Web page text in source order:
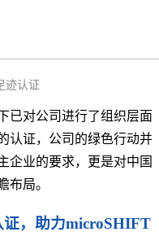
迹认证
已对公司进行了组织层面
认证，公司的绿色行动并
企业的要求，更是对中国
布局。
，助力microSHIFT